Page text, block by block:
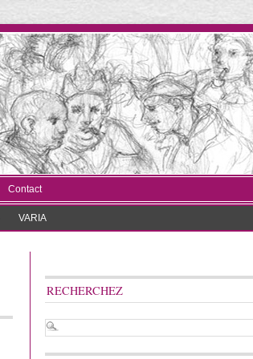
Contact
VARIA
RECHERCHEZ